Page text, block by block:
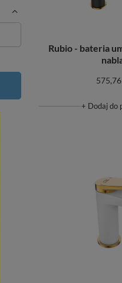
Rubio - bateria
575,76
+ Dodaj do